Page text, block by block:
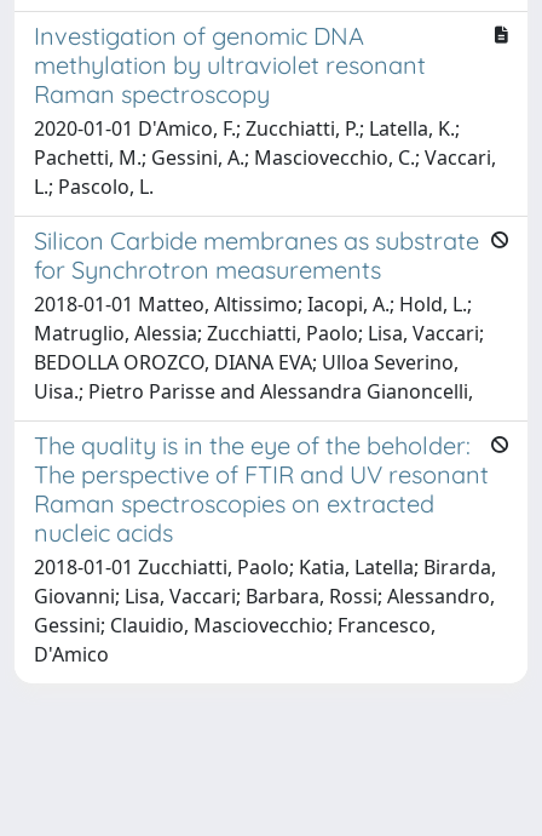
Investigation of genomic DNA
methylation by ultraviolet resonant
Raman spectroscopy
2020-01-01 D'Amico, F.; Zucchiatti, P.; Latella, K.;
Pachetti, M.; Gessini, A.; Masciovecchio, C.; Vaccari,
L.; Pascolo, L.
Silicon Carbide membranes as substrate
for Synchrotron measurements
2018-01-01 Matteo, Altissimo; Iacopi, A.; Hold, L.;
Matruglio, Alessia; Zucchiatti, Paolo; Lisa, Vaccari;
BEDOLLA OROZCO, DIANA EVA; Ulloa Severino,
Uisa.; Pietro Parisse and Alessandra Gianoncelli,
The quality is in the eye of the beholder:
The perspective of FTIR and UV resonant
Raman spectroscopies on extracted
nucleic acids
2018-01-01 Zucchiatti, Paolo; Katia, Latella; Birarda,
Giovanni; Lisa, Vaccari; Barbara, Rossi; Alessandro,
Gessini; Clauidio, Masciovecchio; Francesco,
D'Amico